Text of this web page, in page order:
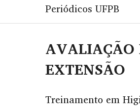
Periódicos UFPB
AVALIAÇÃO
EXTENSÃO
Treinamento em